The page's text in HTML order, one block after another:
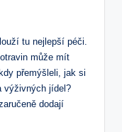
tu nejlepší péči.
může mít
přemýšleli, jak si
výživných jídel?
dodají